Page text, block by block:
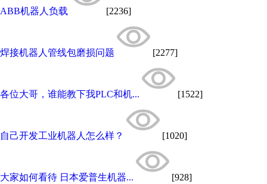
ABB机器人负载 [2236]
焊接机器人管线包磨损问题 [2277]
各位大哥，谁能教下我PLC和机... [1522]
自己开发工业机器人怎么样？ [1020]
大家如何看待 日本爱普生机器... [928]